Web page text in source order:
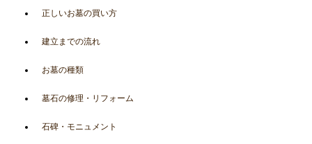
正しいお墓の買い方
建立までの流れ
お墓の種類
墓石の修理・リフォーム
石碑・モニュメント